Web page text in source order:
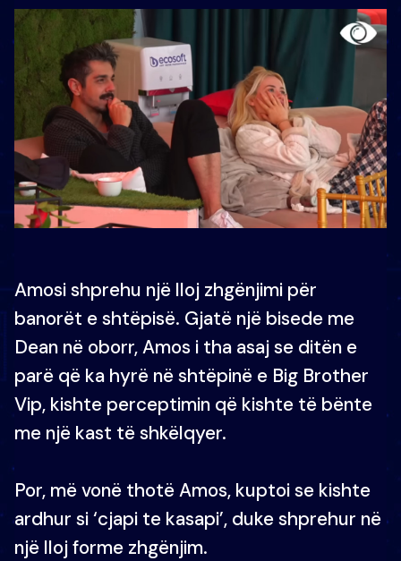
Amosi shprehu një lloj zhgënjimi për
banorët e shtëpisë. Gjatë një bisede me
Dean në oborr, Amos i tha asaj se ditën e
parë që ka hyrë në shtëpinë e Big Brother
Vip, kishte perceptimin që kishte të bënte
me një kast të shkëlqyer.
Por, më vonë thotë Amos, kuptoi se kishte
ardhur si ‘cjapi te kasapi’, duke shprehur në
një lloj forme zhgënjim.